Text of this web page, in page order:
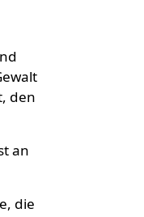
den
an
die